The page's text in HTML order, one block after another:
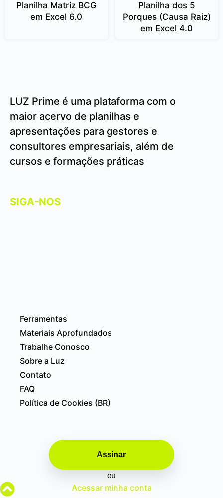
Planilha Matriz BCG
em Excel 6.0
Planilha dos 5
Porques (Causa Raiz)
em Excel 4.0
LUZ Prime é uma plataforma com o
maior acervo de planilhas e
apresentações para gestores e
consultores empresariais, além de
cursos e formações práticas
SIGA-NOS
Ferramentas
Materiais Aprofundados
Trabalhe Conosco
Sobre a Luz
Contato
FAQ
Política de Cookies (BR)
Assinar
ou
Acessar minha conta